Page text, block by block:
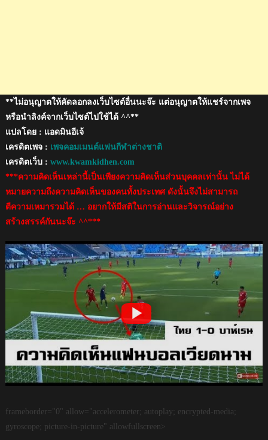
**ไม่อนุญาตให้คัดลอกลงเว็บไซต์อื่นนะจ๊ะ แต่อนุญาตให้แชร์จากเพจ
หรือนำลิงค์จากเว็บไซต์ไปใช้ได้ ^^**
แปลโดย : แอดมินอีเจ้
เครดิตเพจ : เพจคอมเมนต์แฟนกีฬาต่างชาติ
เครดิตเว็บ : www.kwamkidhen.com
***ความคิดเห็นเหล่านี้เป็นเพียงความคิดเห็นส่วนบุคคลเท่านั้น ไม่ได้
หมายความถึงความคิดเห็นของคนทั้งประเทศ ดังนั้นจึงไม่สามารถ
ตีความเหมารวมได้ … อยากให้มีสติในการอ่านและวิจารณ์อย่าง
สร้างสรรค์กันนะจ๊ะ ^^***
frameborder="0" allow="accelerometer; autoplay; encrypted-media;
gyroscope; picture-in-picture" allowfullscreen>